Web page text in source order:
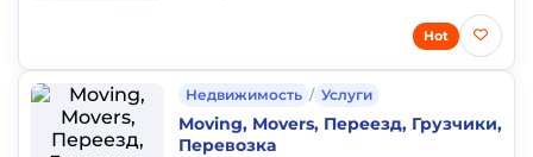
Hot
Недвижимость / Услуги
Moving, Movers, Переезд, Грузчики,
Перевозка